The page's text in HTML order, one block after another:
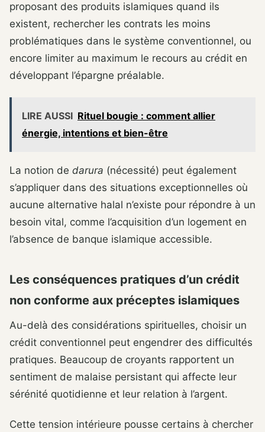
proposant des produits islamiques quand ils
existent, rechercher les contrats les moins
problématiques dans le système conventionnel, ou
encore limiter au maximum le recours au crédit en
développant l’épargne préalable.
LIRE AUSSI Rituel bougie : comment allier
énergie, intentions et bien-être
La notion de darura (nécessité) peut également
s’appliquer dans des situations exceptionnelles où
aucune alternative halal n’existe pour répondre à un
besoin vital, comme l’acquisition d’un logement en
l’absence de banque islamique accessible.
Les conséquences pratiques d’un crédit
non conforme aux préceptes islamiques
Au-delà des considérations spirituelles, choisir un
crédit conventionnel peut engendrer des difficultés
pratiques. Beaucoup de croyants rapportent un
sentiment de malaise persistant qui affecte leur
sérénité quotidienne et leur relation à l’argent.
Cette tension intérieure pousse certains à chercher